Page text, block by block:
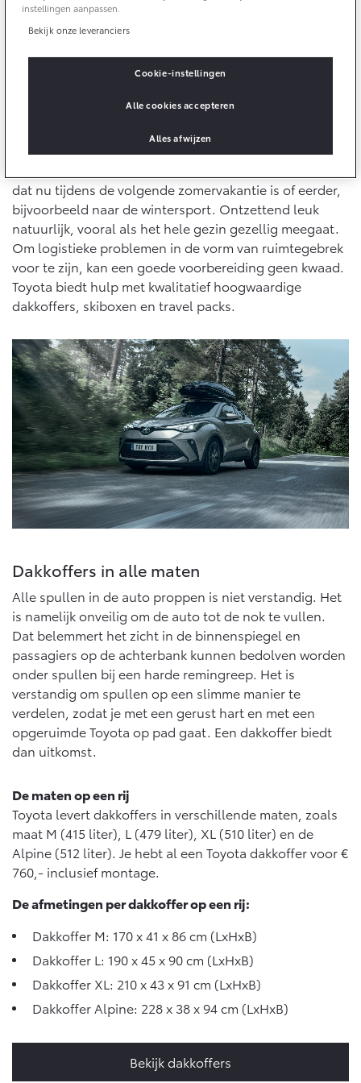
Corolla Cross
HYBRIDE
OOK ALS PLUG-IN
HYBRIDE
Toyota C-HR+
BATTERIJ-ELEKTRISCH
Vanaf € 37.995,-
RAV4
PLUG-IN HYBRIDE
Vanaf € 49.995,-
bZ4X
BATTERIJ-ELEKTRISCH
bZ4X Touring
BATTERIJ-ELEKTRISCH
Mirai
WATERSTOF-ELEKTRISCH
Vanaf € 76.695,-
Proace City (excl. BTW)
OOK ALS BATTERIJ-
ELEKTRISCH
Vanaf € 27.945,-
OOK ALS BATTERIJ-
ELEKTRISCH
Vanaf € 37.500,- Vanaf € 55.950,-
Proace Max (excl. BTW)
OOK ALS BATTERIJ-
ELEKTRISCH
Hilux (excl. BTW)
OOK ALS BATTERIJ-
ELEKTRISCH
10 jaar batterijgarantie
Toyota fabrieksgarantie
Connected
Connected Services
MyToyota login
MyToyota App
Abonnementen
Multimedia
Connected check
Navigatie updates
Energie en slim laden
Toyota Hybride Autoverzekering
Bedrijfswagens
Bedrijfswagens op maat
De zomer van 2023 is officieel verleden tijd. Dat
betekent dat de herfst en winter Nederland de
komende maanden in zijn greep heeft. Vaak is dat hét
dat nu tijdens de volgende zomervakantie is of eerder,
bijvoorbeeld naar de wintersport. Ontzettend leuk
natuurlijk, vooral als het hele gezin gezellig meegaat.
Om logistieke problemen in de vorm van ruimtegebrek
voor te zijn, kan een goede voorbereiding geen kwaad.
Toyota biedt hulp met kwalitatief hoogwaardige
dakkoffers, skiboxen en travel packs.
Dakkoffers in alle maten
Alle spullen in de auto proppen is niet verstandig. Het
is namelijk onveilig om de auto tot de nok te vullen.
Dat belemmert het zicht in de binnenspiegel en
passagiers op de achterbank kunnen bedolven worden
onder spullen bij een harde remingreep. Het is
verstandig om spullen op een slimme manier te
verdelen, zodat je met een gerust hart en met een
opgeruimde Toyota op pad gaat. Een dakkoffer biedt
dan uitkomst.
De maten op een rij
Toyota levert dakkoffers in verschillende maten, zoals
maat M (415 liter), L (479 liter), XL (510 liter) en de
Alpine (512 liter). Je hebt al een Toyota dakkoffer voor €
760,- inclusief montage.
De afmetingen per dakkoffer op een rij:
Dakkoffer M: 170 x 41 x 86 cm (LxHxB)
Dakkoffer L: 190 x 45 x 90 cm (LxHxB)
Dakkoffer XL: 210 x 43 x 91 cm (LxHxB)
Dakkoffer Alpine: 228 x 38 x 94 cm (LxHxB)
Bekijk dakkoffers
instellingen aanpassen.
Bekijk onze leveranciers
Cookie-instellingen
Alles afwijzen
Alle cookies accepteren